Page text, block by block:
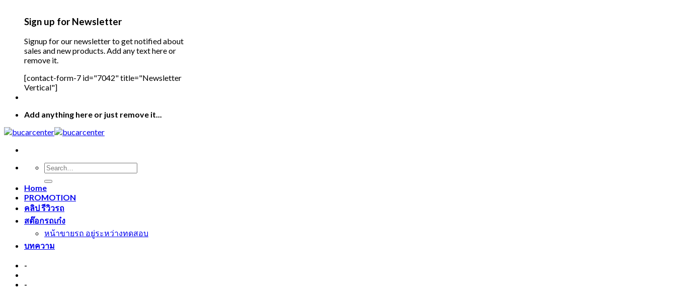
Sign up for Newsletter
Signup for our newsletter to get notified about
sales and new products. Add any text here or
remove it.
[contact-form-7 id="7042" title="Newsletter
Vertical"]
Add anything here or just remove it...
Home
PROMOTION
คลิป รีวิวรถ
สต๊อกรถเก๋ง
หน้าขายรถ อยู่ระหว่างทดสอบ
บทความ
-
-